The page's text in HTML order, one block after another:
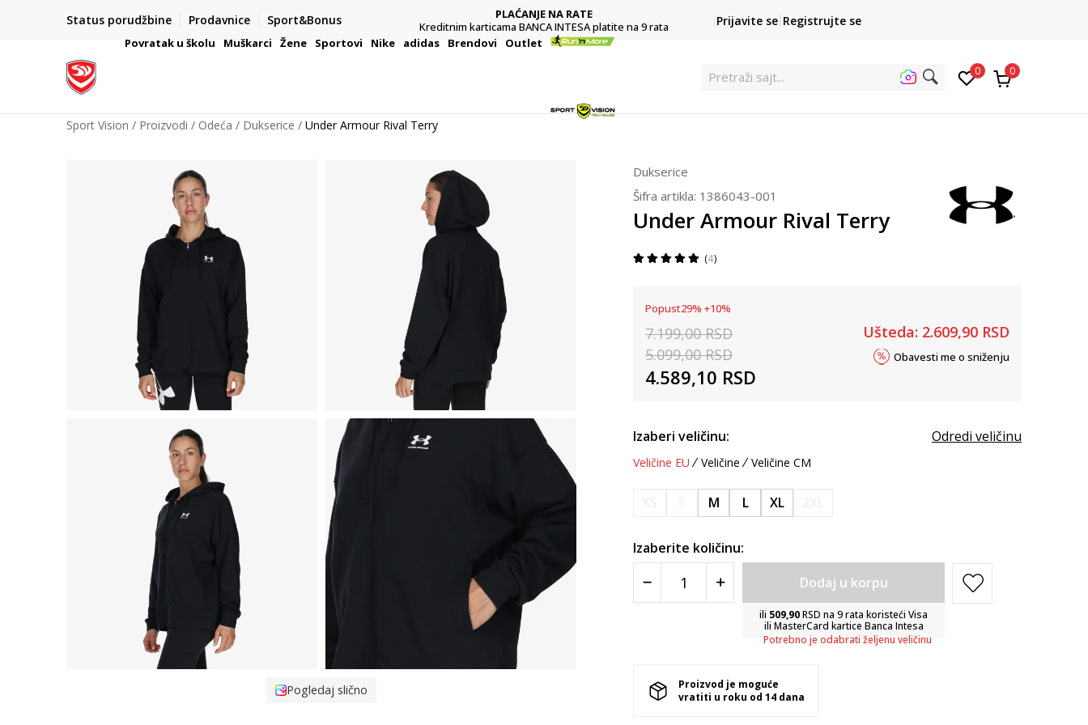
Status porudžbine Prodavnice Sport&Bonus
VAŽNO OBAVEŠTENJE ZA POTROŠAČE
PLAĆANJE NA RATE
Kreditnim karticama BANCA INTESA platite na 9 rata
POZOVITE NAS
011 422 1422
Prijavite se Registrujte se
Povratak u školu Muškarci Žene Sportovi Nike adidas Brendovi Outlet
Pret 0 0
Sport Vision Proizvodi Odeća Dukserice Under Armour Rival Terry
Pogledaj slično
Dukserice
Šifra artikla: 1386043-001
Under Armour Rival Terry
4
Popust29% +10%
7.199,00 RSD
5.099,00 RSD
4.589,10 RSD
Ušteda: 2.609,90 RSD
Obavesti me o sniženju
Izaberi veličinu: Odredi veličinu
Veličine EU Veličine Veličine CM
M L XL
Izaberite količinu:
Dodaj u korpu
ili 509,90RSD na 9 rata koristeći Visa
ili MasterCard kartice Banca Intesa
Potrebno je odabrati željenu veličinu
Proizvod je moguće
vratiti u roku od 14 dana